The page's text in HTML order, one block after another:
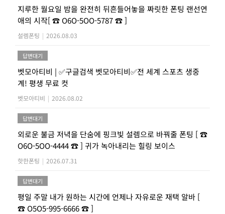
지루한 월요일 밤을 완전히 뒤흔들어놓을 짜릿한 폰팅 랜선연
애의 시작[ ☎ O6O-5OO-5787 ☎ ]
설렘폰팅 | 2026.08.03
답변대기
벳모아티비 | ✅구글검색 벳모아티비✅전 세계 스포츠 생중
계! 평생 무료 컷
벳모아티비 | 2026.08.02
답변대기
외로운 불금 저녁을 단숨에 핑크빛 설렘으로 바꿔줄 폰팅 [ ☎
O6O-5OO-4444 ☎ ] 귀가 녹아내리는 힐링 보이스
핫한폰팅 | 2026.07.31
답변대기
평일 주말 내가 원하는 시간에 언제나 자유로운 재택 알바 [
☎ O5O5-995-6666 ☎ ]